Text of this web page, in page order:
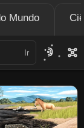
Mundo
Ir